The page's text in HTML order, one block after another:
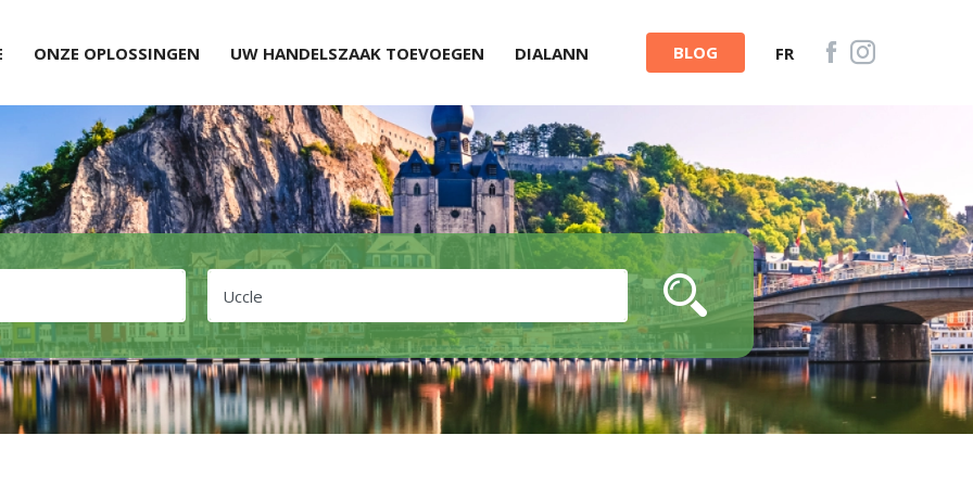
ONZE OPLOSSINGEN UW HANDELSZAAK TOEVOEGEN DIALANN BLOG FR